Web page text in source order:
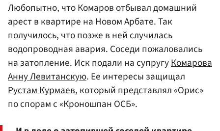
Любопытно, что Комаров отбывал домашний
арест в квартире на Новом Арбате. Так
получилось, что позже в ней случилась
водопроводная авария. Соседи пожаловались
на затопление. Иск подали на супругуКомарова
Анну Левитанскую. Ее интересы защищал
Рустам Курмаев, который представлял «Орис»
по спорам с «Кроношпан ОСБ».